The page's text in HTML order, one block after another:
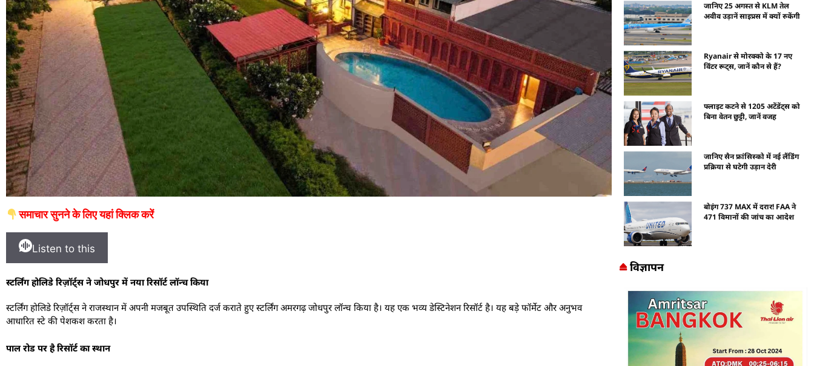
समाचार सुनने के लिए यहां क्लिक करें
Listen to this
स्टर्लिंग होलिडे रिज़ॉर्ट्स ने जोधपुर में नया रिसॉर्ट लॉन्च किया
स्टर्लिंग होलिडे रिज़ॉर्ट्स ने राजस्थान में अपनी मजबूत उपस्थिति दर्ज कराते हुए स्टर्लिंग अमरगढ़ जोधपुर लॉन्च किया है। यह एक भव्य डेस्टिनेशन रिसॉर्ट है। यह बड़े फॉर्मेट और अनुभव
आधारित स्टे की पेशकश करता है।
पाल रोड पर है रिसॉर्ट का स्थान
जानिए 25 अगस्त से KLM तेल
अवीव उड़ानें साइप्रस में क्यों रुकेंगी
Ryanair से मोरक्को के 17 नए
विंटर रूट्स, जानें कौन से हैं?
फ्लाइट कटने से 1205 अटेंडेंट्स को
बिना वेतन छुट्टी, जानें वजह
जानिए सैन फ्रांसिस्को में नई लैंडिंग
प्रक्रिया से घटेगी उड़ान देरी
बोइंग 737 MAX में दरार! FAA ने
471 विमानों की जांच का आदेश
विज्ञापन